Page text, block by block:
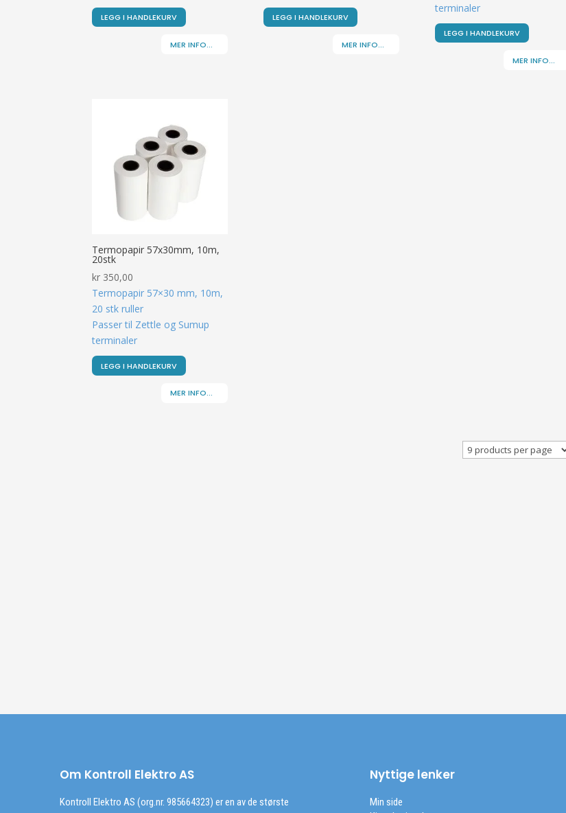
LEGG I HANDLEKURV
MER INFO...
LEGG I HANDLEKURV
MER INFO...
terminaler
LEGG I HANDLEKURV
MER INFO...
Termopapir 57x30mm, 10m,
20stk
kr 350,00
Termopapir 57×30 mm, 10m,
20 stk ruller
Passer til Zettle og Sumup
terminaler
LEGG I HANDLEKURV
MER INFO...
Om Kontroll Elektro AS
Kontroll Elektro AS (org.nr. 985664323) er en av de største
Nyttige lenker
Min side